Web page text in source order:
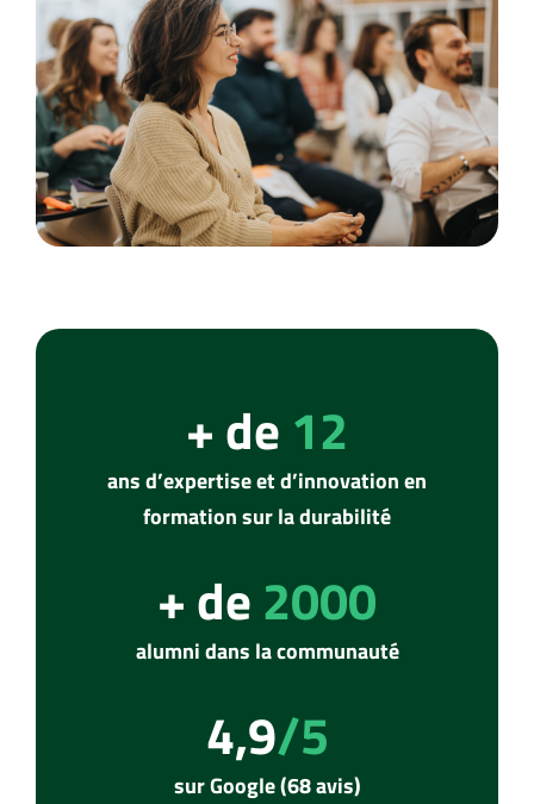
+ de12
ans d’expertise et d’innovation en
formation sur la durabilité
+ de2000
alumni dans la communauté
4,9/5
sur Google (68 avis)